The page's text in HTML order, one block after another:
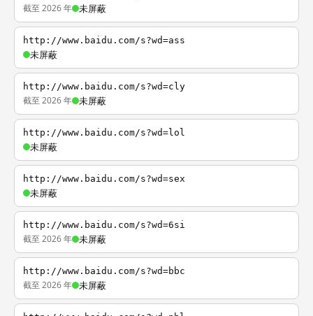
截至 2026 年 未屏蔽
http://www.baidu.com/s?wd=ass
未屏蔽
http://www.baidu.com/s?wd=cly
截至 2026 年 未屏蔽
http://www.baidu.com/s?wd=lol
未屏蔽
http://www.baidu.com/s?wd=sex
未屏蔽
http://www.baidu.com/s?wd=6si
截至 2026 年 未屏蔽
http://www.baidu.com/s?wd=bbc
截至 2026 年 未屏蔽